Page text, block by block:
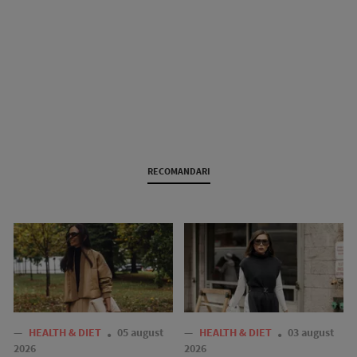
RECOMANDARI
— HEALTH & DIET
05 august
2026
— HEALTH & DIET
03 august
2026